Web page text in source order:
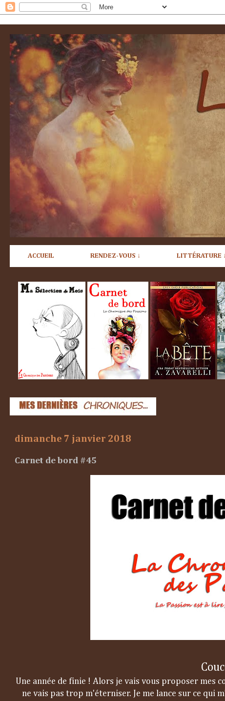
ACCUEIL RENDEZ-VOUS ↓ LITTÉRATURE ↓
dimanche 7 janvier 2018
Carnet de bord #45
Une année de finie ! Alors je vais vous proposer mes
ne vais pas trop m'éterniser. Je me lance sur ce qui